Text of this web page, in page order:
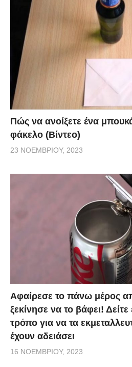
Πώς να ανοίξετε ένα
φάκελο (Βίντεο)
23 ΝΟΕΜΒΡΊΟΥ, 2023
Αφαίρεσε το πάνω μέρος
ξεκίνησε να το βάφει!
τρόπο για να τα
έχουν αδειάσει
16 ΝΟΕΜΒΡΊΟΥ, 2023